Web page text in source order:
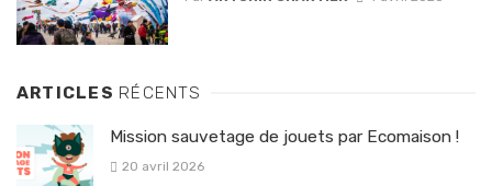
ARTICLES RÉCENTS
Mission sauvetage de jouets par Ecomaison !
20 avril 2026